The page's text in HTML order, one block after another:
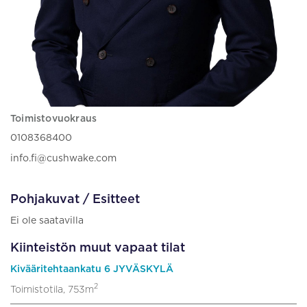
Toimistovuokraus
0108368400
info.fi@cushwake.com
Pohjakuvat / Esitteet
Ei ole saatavilla
Kiinteistön muut vapaat tilat
Kivääritehtaankatu 6 JYVÄSKYLÄ
Toimistotila, 753m2